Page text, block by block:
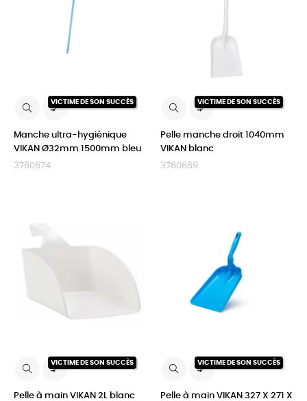
VICTIME DE SON SUCCÈS

Manche ultra-hygiénique
VIKAN Ø32mm 1500mm bleu
3760674
VICTIME DE SON SUCCÈS

Pelle manche droit 1040mm
VIKAN blanc
3760669
VICTIME DE SON SUCCÈS

Pelle à main VIKAN 2L blanc
VICTIME DE SON SUCCÈS

Pelle à main VIKAN 327 X 271 X